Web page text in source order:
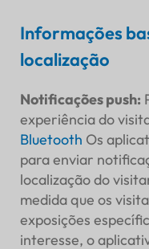
Informações
localização
Notificações push:
experiência do
Bluetooth Os
para enviar
localização do
medida que os
exposições
interesse, o